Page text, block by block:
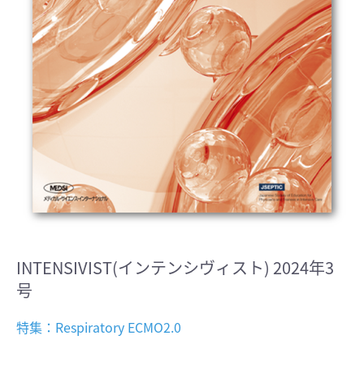
INTENSIVIST(インテンシヴィスト) 2024年3
号
特集：Respiratory ECMO2.0